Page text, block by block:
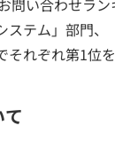
問い合わせラ
ステム」部門
れぞれ第1位を